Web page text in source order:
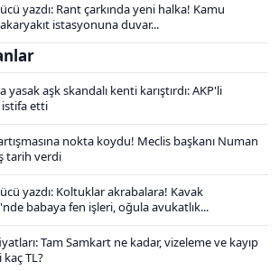
yazdı: Rant çarkında yeni halka! Kamu
istasyonuna duvar...
yasak aşk skandalı kenti karıştırdı: AKP'li
istifa etti
nokta koydu! Meclis başkanı Numan
tarih verdi
yazdı: Koltuklar akrabalara! Kavak
babaya fen işleri, oğula avukatlık...
Tam Samkart ne kadar, vizeleme ve kayıp
TL?